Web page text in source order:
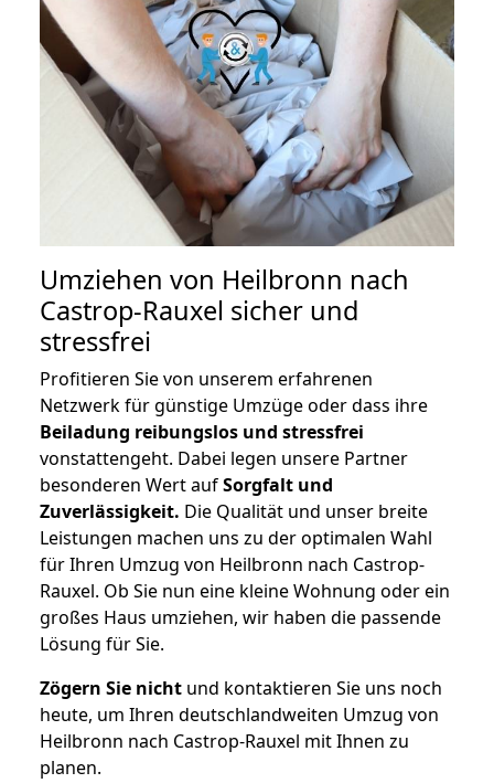
Umziehen von Heilbronn nach
Castrop-Rauxel sicher und
stressfrei
Profitieren Sie von unserem erfahrenen
Netzwerk für günstige Umzüge oder dass ihre
Beiladung reibungslos und stressfrei
vonstattengeht. Dabei legen unsere Partner
besonderen Wert aufSorgfalt und
Zuverlässigkeit. Die Qualität und unser breite
Leistungen machen uns zu der optimalen Wahl
für Ihren Umzug von Heilbronn nach Castrop-
Rauxel. Ob Sie nun eine kleine Wohnung oder ein
großes Haus umziehen, wir haben die passende
Lösung für Sie.
Zögern Sie nicht und kontaktieren Sie uns noch
heute, um Ihren deutschlandweiten Umzug von
Heilbronn nach Castrop-Rauxel mit Ihnen zu
planen.